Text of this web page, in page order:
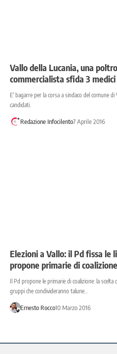
Vallo della Lucania, una
commercialista sfida 3 medici
E' bagarre per la corsa a sindaco del comune di
candidati.
Redazione Infocilento7 Aprile 2016
Elezioni a Vallo: il Pd fissa le
propone primarie di coalizione
Il Pd propone le primarie di coalizione: la
gruppi che condivideranno talune…
Ernesto Rocco10 Marzo 2016